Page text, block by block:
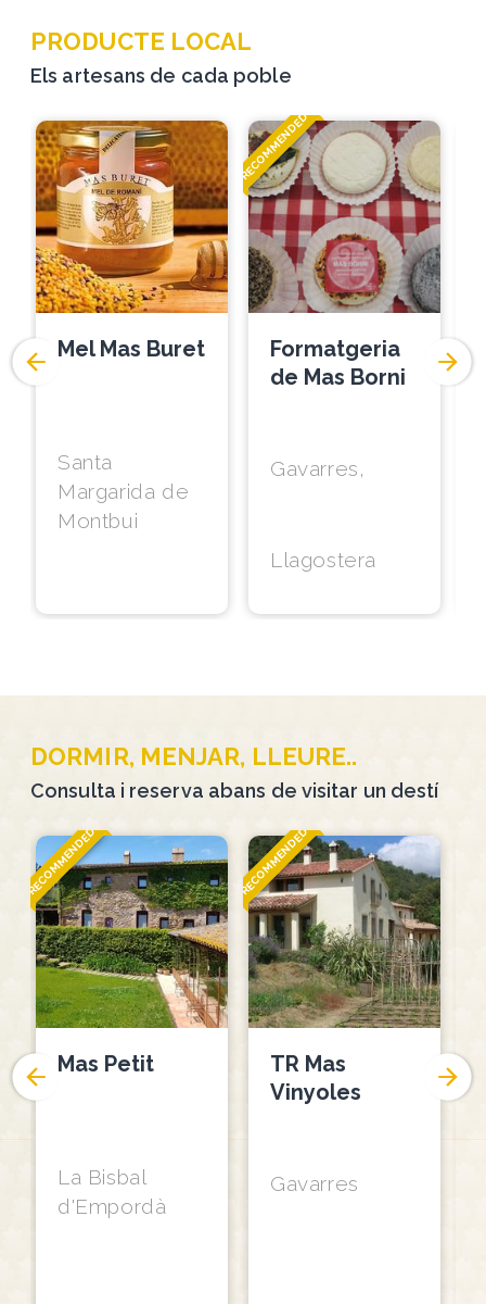
PRODUCTE LOCAL
Els artesans de cada poble
Mel Mas Buret
Santa
Margarida de
Montbui
RECOMMENDED
Formatgeria
de Mas Borni
Gavarres
Llagostera
DORMIR, MENJAR, LLEURE..
Consulta i reserva abans de visitar un destí
RECOMMENDED
Mas Petit
La Bisbal
d'Empordà
RECOMMENDED
TR Mas
Vinyoles
Gavarres